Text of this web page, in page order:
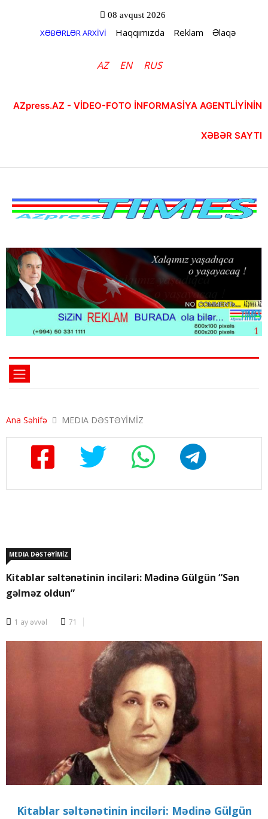
08 avqust 2026
XƏBƏRLƏR ARXİVİ Haqqımızda Reklam Əlaqə
AZ EN RUS
AZpress.AZ - VİDEO-FOTO İNFORMASİYA AGENTLİYİNİN
XƏBƏR SAYTI
Ana Səhifə MEDIA DƏSTƏYİMİZ
MEDIA DƏSTƏYİMİZ
Kitablar səltənətinin inciləri: Mədinə Gülgün “Sən
gəlməz oldun”
1 ay əvvəl 71
Kitablar səltənətinin inciləri: Mədinə Gülgün